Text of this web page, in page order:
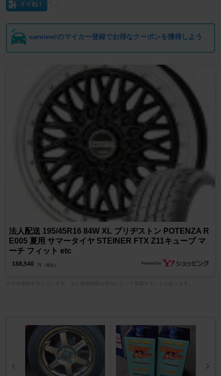
イイね！
carview!のマイカー登録でお得なクーポンを獲得しよう
法人配送 195/45R16 84W XL ブリヂストン POTENZA R
E005 夏用 サマータイヤ STEINER FTX Z11キューブ マ
ーチ フィット etc
188,540 円 （税込）